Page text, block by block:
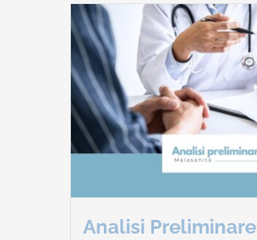
Analisi Preliminare